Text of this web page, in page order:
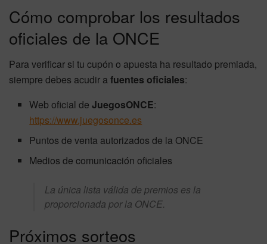
Cómo comprobar los resultados
oficiales de la ONCE
Para verificar si tu cupón o apuesta ha resultado premiada,
siempre debes acudir afuentes oficiales:
Web oficial deJuegosONCE:
https://www.juegosonce.es
Puntos de venta autorizados de la ONCE
Medios de comunicación oficiales
La única lista válida de premios es la
proporcionada por la ONCE.
Próximos sorteos